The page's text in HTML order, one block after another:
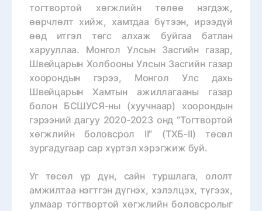
тогтвортой хөгжлийн төлөө нэгдэж,
өөрчлөлт хийж, хамтдаа бүтээн, ирээдүй
өөд итгэл төгс алхаж буйгаа батлан
харууллаа. Монгол Улсын Засгийн газар,
Швейцарын Холбооны Улсын Засгийн газар
хоорондын гэрээ, Монгол Улс дахь
Швейцарын Хамтын ажиллагааны газар
болон БСШУСЯ-ны (хуучнаар) хоорондын
гэрээний дагуу 2020-2023 онд “Тогтвортой
хөгжлийн боловсрол II” (ТХБ-II) төсөл
зургадугаар сар хүртэл хэрэгжиж буй.
Уг төсөл үр дүн, сайн туршлага, ололт
амжилтаа нэгтгэн дүгнэх, хэлэлцэх, түгээх,
улмаар тогтвортой хөгжлийн боловсролыг